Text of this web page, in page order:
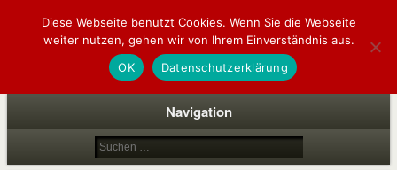
buch|bund
deutsch | polnische buchhandlung
Navigation
Diese Webseite benutzt Cookies. Wenn Sie die Webseite
weiter nutzen, gehen wir von Ihrem Einverständnis aus.
OK
Datenschutzerklärung